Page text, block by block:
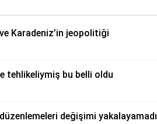
Karadeniz’in jeopolitiği
tehlikeliymiş bu belli oldu
değişimi yakalayamadı